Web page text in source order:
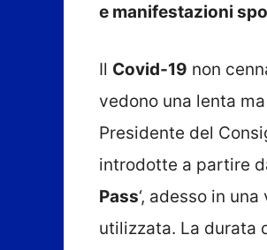
e manifestazioni
Il Covid-19 non
vedono una lenta
Presidente del
introdotte a partire
Pass‘, adesso in
utilizzata. La durata